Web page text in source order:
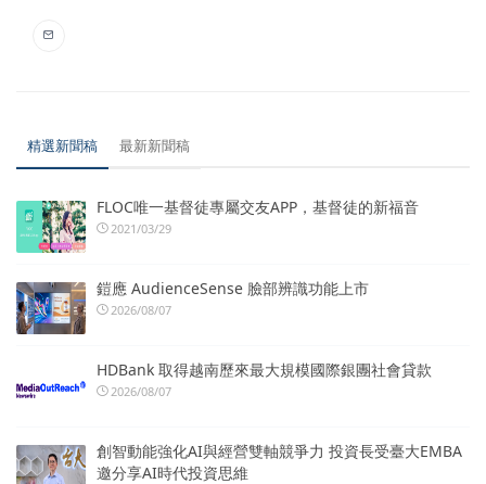
精選新聞稿 最新新聞稿
FLOC唯一基督徒專屬交友APP，基督徒的新福音
2021/03/29
鎧應 AudienceSense 臉部辨識功能上市
2026/08/07
HDBank 取得越南歷來最大規模國際銀團社會貸款
2026/08/07
創智動能強化AI與經營雙軸競爭力 投資長受臺大EMBA
邀分享AI時代投資思維